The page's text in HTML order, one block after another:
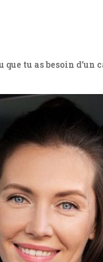
tu as besoin